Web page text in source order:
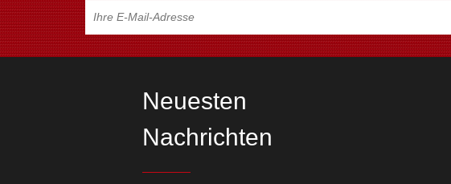
Neuesten
Nachrichten